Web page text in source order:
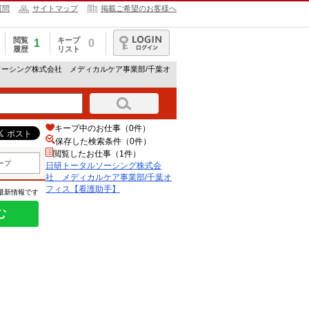
問 サイトマップ 掲載ご希望のお客様へ
閲覧
履歴
1
キープ
リスト
0
ログイン
シング株式会社 メディカルケア事業部/千葉オ
プ
新情報です
キープ中のお仕事（0件）
保存した検索条件（0件）
閲覧したお仕事（1件）
日研トータルソーシング株式会
社 メディカルケア事業部/千葉オ
フィス【看護助手】